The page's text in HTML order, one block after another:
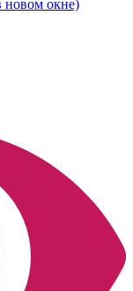
новом окне)